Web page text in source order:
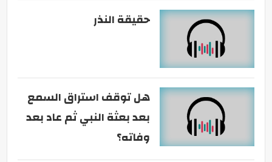
حقيقة النذر
هل توقف استراق السمع
بعد بعثة النبي ثم عاد بعد
وفاته؟